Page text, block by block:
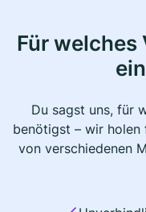
Für welches
Du sagst uns, für
benötigst – wir
von verschiedenen